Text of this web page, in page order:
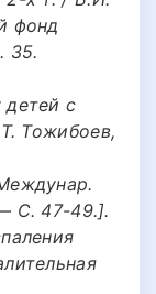
фонд
35.
детей с
Тожибоев,
С. 47-49.].